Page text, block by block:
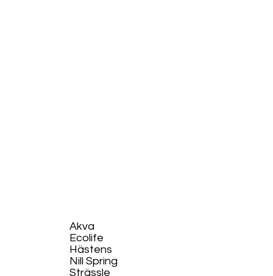
Akva
Ecolife​
Hästens
Nill Spring
Strässle